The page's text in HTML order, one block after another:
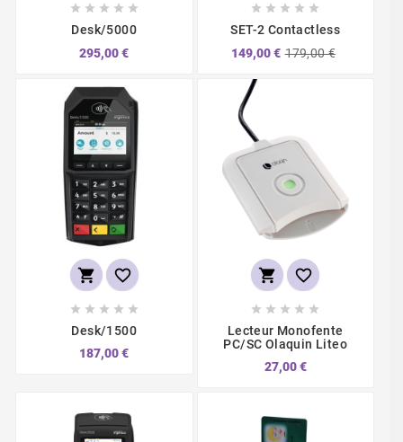
    
Desk/5000
295,00 €
    
SET-2 Contactless
149,00 € 179,00 €
 
    
Desk/1500
187,00 €
 
    
Lecteur Monofente
PC/SC Olaquin Liteo
27,00 €